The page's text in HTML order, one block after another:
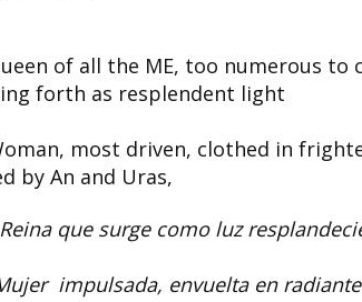
of all the ME, too numerous to
forth as resplendent light
most driven, clothed in
by An and Uras,
que surge como luz
impulsada, envuelta en